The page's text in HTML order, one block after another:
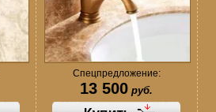
Спецпредложение:
13 500 руб.